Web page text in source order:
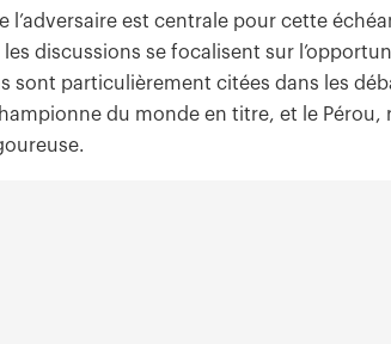
l’adversaire est centrale pour cette
discussions se focalisent sur
sont particulièrement citées dans les
du monde en titre, et le